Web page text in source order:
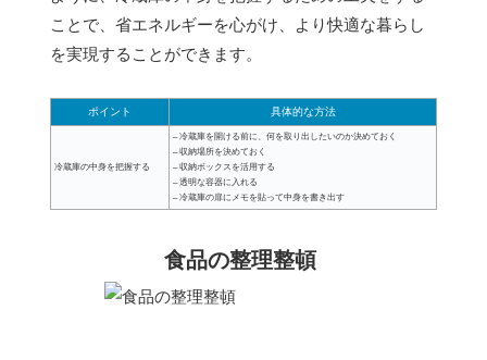
ことで、省エネルギーを心がけ、より快適な暮らし
を実現することができます。
ポイント 具体的な方法
冷蔵庫の中身を把握する
– 冷蔵庫を開ける前に、何を取り出したいのか決めておく
– 収納場所を決めておく
– 収納ボックスを活用する
– 透明な容器に入れる
– 冷蔵庫の扉にメモを貼って中身を書き出す
食品の整理整頓